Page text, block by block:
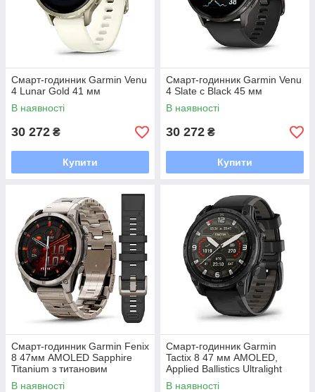
Смарт-годинник Garmin Venu
4 Lunar Gold 41 мм
В наявності
30 272 ₴
Купити
Смарт-годинник Garmin Venu
4 Slate с Black 45 мм
В наявності
30 272 ₴
Купити
Смарт-годинник Garmin Fenix
8 47мм AMOLED Sapphire
Titanium з титановим
браслетом
В наявності
Смарт-годинник Garmin
Tactix 8 47 мм AMOLED,
Applied Ballistics Ultralight
В наявності